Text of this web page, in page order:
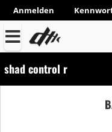
Anmelden
shad control r